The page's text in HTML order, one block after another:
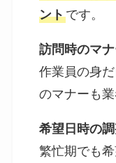
ントです。
訪問時のマ
作業員の身
のマナーも
希望日時の
繁忙期でも